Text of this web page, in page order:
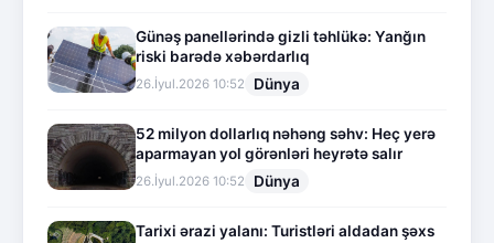
Günəş panellərində gizli təhlükə: Yanğın
riski barədə xəbərdarlıq
26.İyul.2026 10:52 Dünya
52 milyon dollarlıq nəhəng səhv: Heç yerə
aparmayan yol görənləri heyrətə salır
26.İyul.2026 10:52 Dünya
Tarixi ərazi yalanı: Turistləri aldadan şəxs